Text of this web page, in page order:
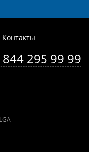
Контакты
844 295 99 99